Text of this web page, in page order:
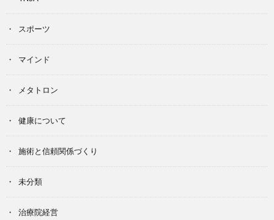
スポーツ
マインド
メタトロン
健康について
施術と信頼関係づくり
未分類
治療院経営